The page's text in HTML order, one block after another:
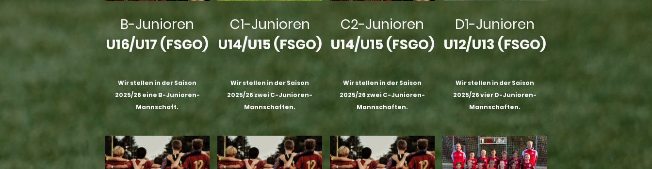
B-Junioren
U16/U17 (FSGO)
Wir stellen in der Saison
2025/26 eine B-Junioren-
Mannschaft.
C1-Junioren
U14/U15 (FSGO)
Wir stellen in der Saison
2025/26 zwei C-Junioren-
Mannschaften.
C2-Junioren
U14/U15 (FSGO)
Wir stellen in der Saison
2025/26 zwei C-Junioren-
Mannschaften.
D1-Junioren
U12/U13 (FSGO)
Wir stellen in der Saison
2025/26 vier D-Junioren-
Mannschaften.